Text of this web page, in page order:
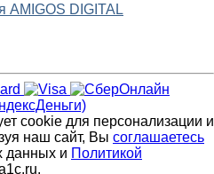
AMIGOS DIGITAL
cookie для персонализации и
наш сайт, Вы соглашаетесь
данных и Политикой